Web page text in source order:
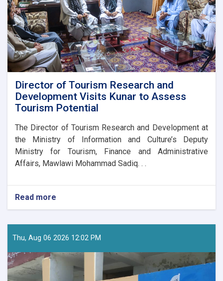
Director of Tourism Research and
Development Visits Kunar to Assess
Tourism Potential
The Director of Tourism Research and Development at
the Ministry of Information and Culture’s Deputy
Ministry for Tourism, Finance and Administrative
Affairs, Mawlawi Mohammad Sadiq. . .
Read more
Director
Tourism
Research
Development
Visits
Thu, Aug 06 2026 12:02 PM